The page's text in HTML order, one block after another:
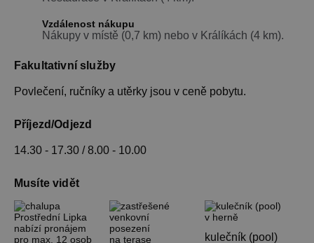
Vzdálenost nákupu
Nákupy v místě (0,7 km) nebo v Králíkách (4 km).
Fakultativní služby
Povlečení, ručníky a utěrky jsou v ceně pobytu.
Příjezd/Odjezd
14.30 - 17.30 / 8.00 - 10.00
Musíte vidět
kulečník (pool)